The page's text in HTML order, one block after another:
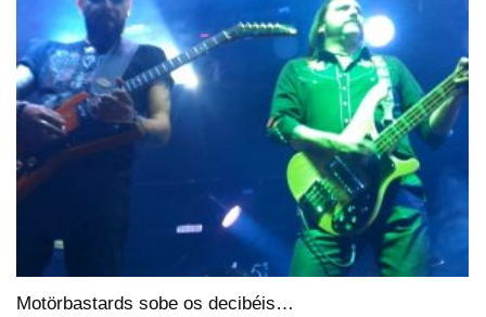
Motörbastards sobe os decibéis…